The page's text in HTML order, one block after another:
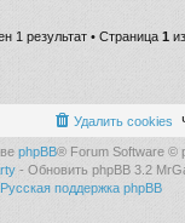
1 результат • Страница 1из
Удалить cookies
phpBB® Forum Software ©
- Обновить phpBB 3.2
Русская поддержка phpBB